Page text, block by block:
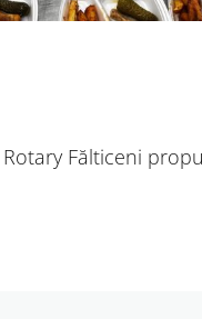
Fălticeni